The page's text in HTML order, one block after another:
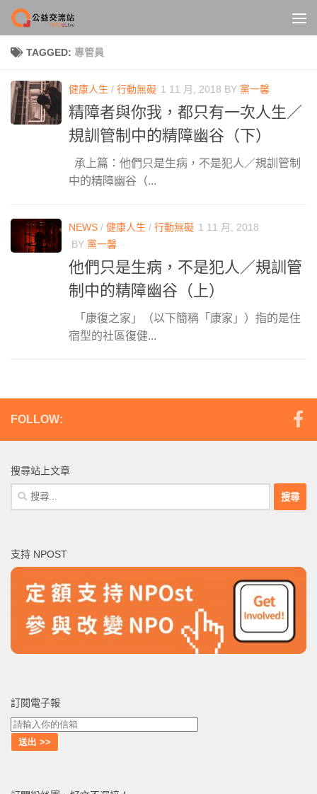
Skip to content
TAGGED: 專管員
健康人生 / 行動無礙 1 11 月, 2018 BY 黨一馨
精障者與你我，都只有一次人生／
規訓管制中的精障幽谷（下）
承上篇：他們只是生病，不是犯人／規訓管制
中的精障幽谷（...
NEWS / 健康人生 / 行動無礙 1 11 月, 2018
BY 黨一馨
他們只是生病，不是犯人／規訓管
制中的精障幽谷（上）
「康復之家」（以下簡稱「康家」）指的是住
宿型的社區復健...
FOLLOW:
搜尋站上文章
搜
尋
字:
支持 NPOST
訂閱電子報